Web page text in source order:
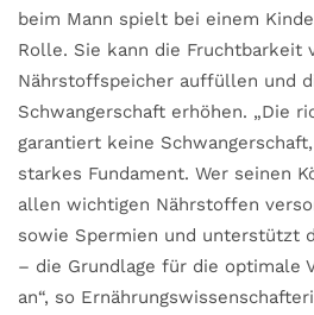
beim Mann spielt bei einem
Rolle. Sie kann die Fruchtbarkeit
Nährstoffspeicher auffüllen und
Schwangerschaft erhöhen. „Die
garantiert keine
starkes Fundament. Wer seinen
allen wichtigen Nährstoffen
sowie Spermien und unterstützt
– die Grundlage für die optimale
an“, so